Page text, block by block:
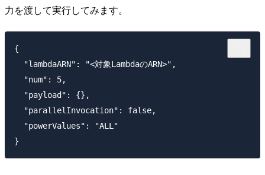
力を渡して実行してみます。
{
  "lambdaARN": "<対象LambdaのARN>",
  "num": 5,
  "payload": {},
  "parallelInvocation": false,
  "powerValues": "ALL"